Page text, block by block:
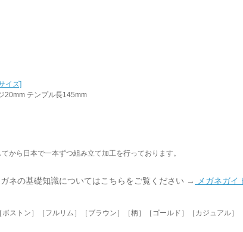
イズ]
20mm テンプル長145mm
から日本で一本ずつ組み立て加工を行っております。
ネの基礎知識についてはこちらをご覧ください → メガネガイ
ストン］［フルリム］［ブラウン］［柄］［ゴールド］［カジュアル］